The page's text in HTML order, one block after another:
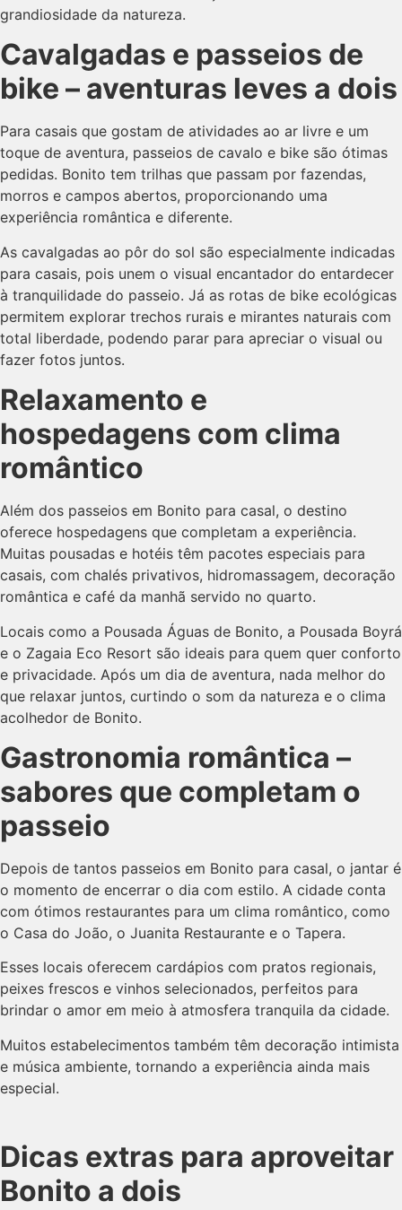
grandiosidade da natureza.
Cavalgadas e passeios de
bike – aventuras leves a dois
Para casais que gostam de atividades ao ar livre e um
toque de aventura, passeios de cavalo e bike são ótimas
pedidas. Bonito tem trilhas que passam por fazendas,
morros e campos abertos, proporcionando uma
experiência romântica e diferente.
As cavalgadas ao pôr do sol são especialmente indicadas
para casais, pois unem o visual encantador do entardecer
à tranquilidade do passeio. Já as rotas de bike ecológicas
permitem explorar trechos rurais e mirantes naturais com
total liberdade, podendo parar para apreciar o visual ou
fazer fotos juntos.
Relaxamento e
hospedagens com clima
romântico
Além dos passeios em Bonito para casal, o destino
oferece hospedagens que completam a experiência.
Muitas pousadas e hotéis têm pacotes especiais para
casais, com chalés privativos, hidromassagem, decoração
romântica e café da manhã servido no quarto.
Locais como a Pousada Águas de Bonito, a Pousada Boyrá
e o Zagaia Eco Resort são ideais para quem quer conforto
e privacidade. Após um dia de aventura, nada melhor do
que relaxar juntos, curtindo o som da natureza e o clima
acolhedor de Bonito.
Gastronomia romântica –
sabores que completam o
passeio
Depois de tantos passeios em Bonito para casal, o jantar é
o momento de encerrar o dia com estilo. A cidade conta
com ótimos restaurantes para um clima romântico, como
o Casa do João, o Juanita Restaurante e o Tapera.
Esses locais oferecem cardápios com pratos regionais,
peixes frescos e vinhos selecionados, perfeitos para
brindar o amor em meio à atmosfera tranquila da cidade.
Muitos estabelecimentos também têm decoração intimista
e música ambiente, tornando a experiência ainda mais
especial.
Dicas extras para aproveitar
Bonito a dois